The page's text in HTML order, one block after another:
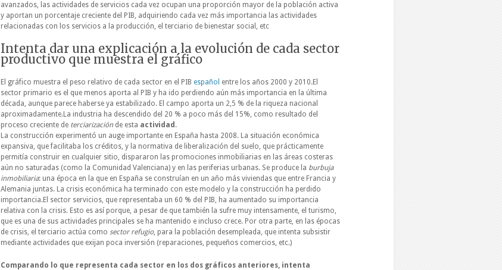
avanzados, las actividades de servicios cada vez ocupan una proporción mayor de la población activa
y aportan un porcentaje creciente del PIB, adquiriendo cada vez más importancia las actividades
relacionadas con los servicios a la producción, el terciario de bienestar social, etc
Intenta dar una explicación a la evolución de cada sector
productivo que muestra el gráfico
El gráfico muestra el peso relativo de cada sector en el PIB español entre los años 2000 y 2010.El
sector primario es el que menos aporta al PIB y ha ido perdiendo aún más importancia en la última
década, aunque parece haberse ya estabilizado. El campo aporta un 2,5 % de la riqueza nacional
aproximadamente.La industria ha descendido del 20 % a poco más del 15%, como resultado del
proceso creciente de terciarizaciónde esta actividad .
La construcción experimentó un auge importante en España hasta 2008. La situación económica
expansiva, que facilitaba los créditos, y la normativa de liberalización del suelo, que prácticamente
permitía construir en cualquier sitio, dispararon las promociones inmobiliarias en las áreas costeras
aún no saturadas (como la Comunidad Valenciana) y en las periferias urbanas. Se produce la burbuja
inmobiliaria: una época en la que en España se construían en un año más viviendas que entre Francia y
Alemania juntas. La crisis económica ha terminado con este modelo y la construcción ha perdido
importancia.El sector servicios, que representaba un 60 % del PIB, ha aumentado su importancia
relativa con la crisis. Esto es así porque, a pesar de que también la sufre muy intensamente, el turismo,
que es una de sus actividades principales se ha mantenido e incluso crece. Por otra parte, en las épocas
de crisis, el terciario actúa como sector refugio, para la población desempleada, que intenta subsistir
mediante actividades que exijan poca inversión (reparaciones, pequeños comercios, etc.)
Comparando lo que representa cada sector en los dos gráficos anteriores, intenta